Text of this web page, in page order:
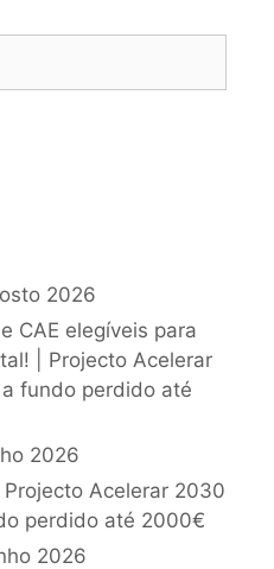
2026
CAE elegíveis para
| Projecto Acelerar
fundo perdido até
2026
Acelerar 2030
perdido até 2000€
2026